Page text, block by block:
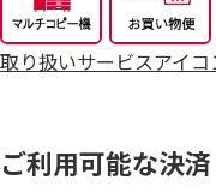
取り扱いサービスアイコ
ご利用可能な決済